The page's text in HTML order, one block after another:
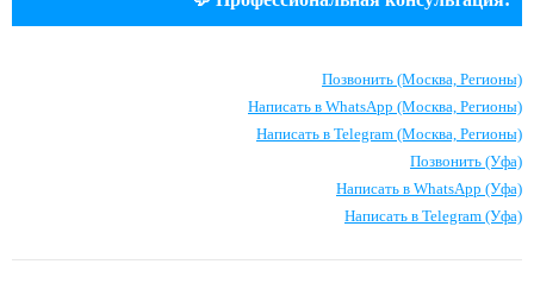
Позвонить (Москва, Регионы)
Написать в WhatsApp (Москва, Регионы)
Написать в Telegram (Москва, Регионы)
Позвонить (Уфа)
Написать в WhatsApp (Уфа)
Написать в Telegram (Уфа)